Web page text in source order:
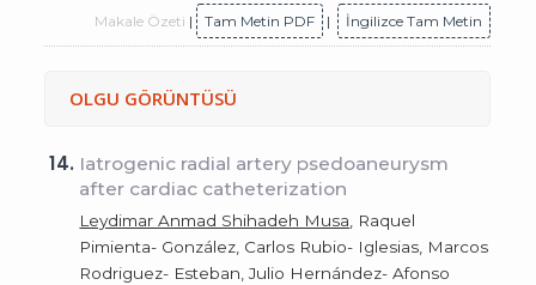
Makale Özeti | Tam Metin PDF | İngilizce Tam Metin
OLGU GÖRÜNTÜSÜ
14. Iatrogenic radial artery psedoaneurysm
after cardiac catheterization
Leydimar Anmad Shihadeh Musa , Raquel
Pimienta- González, Carlos Rubio- Iglesias, Marcos
Rodriguez- Esteban, Julio Hernández- Afonso